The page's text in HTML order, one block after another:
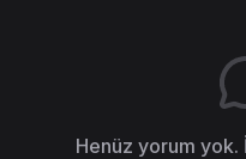
Henüz yorum yok.